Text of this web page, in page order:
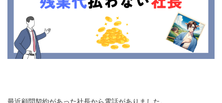
最近顧問契約があった社長から電話がありました。